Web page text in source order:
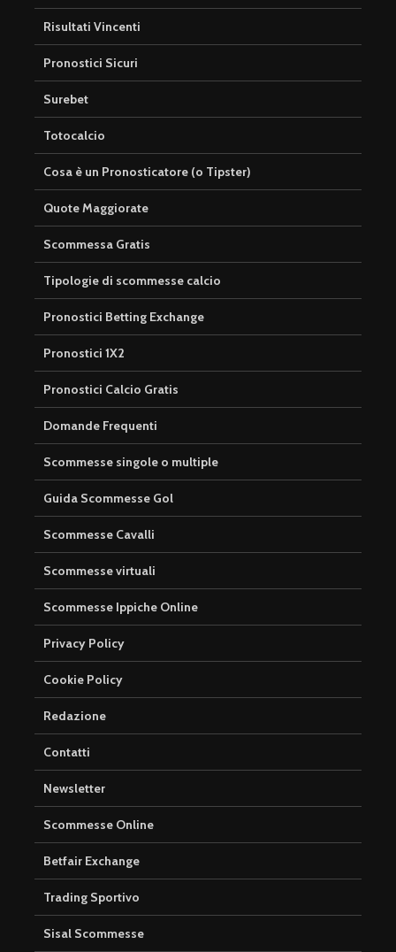
Risultati Vincenti
Pronostici Sicuri
Surebet
Totocalcio
Cosa è un Pronosticatore (o Tipster)
Quote Maggiorate
Scommessa Gratis
Tipologie di scommesse calcio
Pronostici Betting Exchange
Pronostici 1X2
Pronostici Calcio Gratis
Domande Frequenti
Scommesse singole o multiple
Guida Scommesse Gol
Scommesse Cavalli
Scommesse virtuali
Scommesse Ippiche Online
Privacy Policy
Cookie Policy
Redazione
Contatti
Newsletter
Scommesse Online
Betfair Exchange
Trading Sportivo
Sisal Scommesse